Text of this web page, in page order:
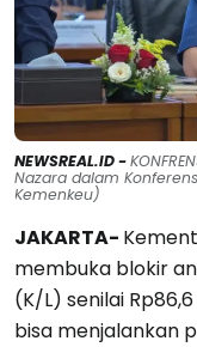
NEWSREAL.ID -
Nazara dalam
Kemenkeu)
JAKARTA-
membuka blokir
(K/L) senilai
bisa menjalankan